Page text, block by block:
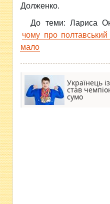
Долженко.
До теми: Лариса
чому про полтавський
мало
Українець
став
сумо